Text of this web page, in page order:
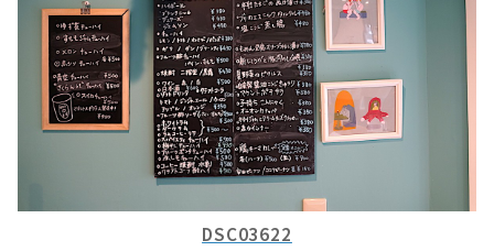
DSC03622